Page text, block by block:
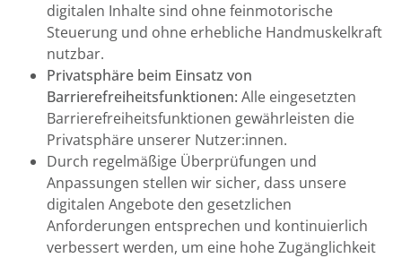
digitalen Inhalte sind ohne feinmotorische
Steuerung und ohne erhebliche Handmuskelkraft
nutzbar.
Privatsphäre beim Einsatz von
Barrierefreiheitsfunktionen: Alle eingesetzten
Barrierefreiheitsfunktionen gewährleisten die
Privatsphäre unserer Nutzer:innen.
Durch regelmäßige Überprüfungen und
Anpassungen stellen wir sicher, dass unsere
digitalen Angebote den gesetzlichen
Anforderungen entsprechen und kontinuierlich
verbessert werden, um eine hohe Zugänglichkeit